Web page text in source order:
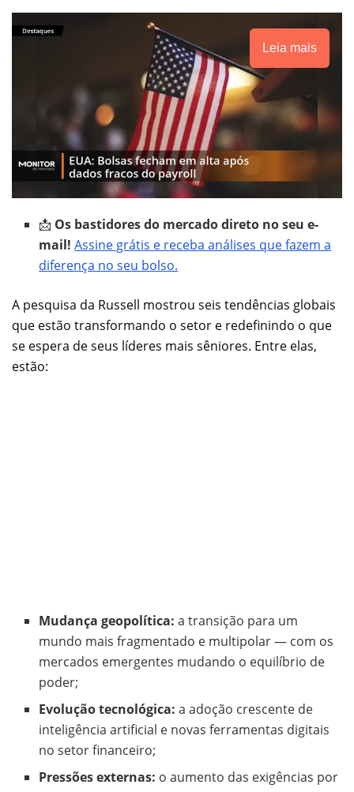
Leia mais
📩 Os bastidores do mercado direto no seu e-
mail! Assine grátis e receba análises que fazem a
diferença no seu bolso.
A pesquisa da Russell mostrou seis tendências globais
que estão transformando o setor e redefinindo o que
se espera de seus líderes mais sêniores. Entre elas,
estão:
Mudança geopolítica: a transição para um
mundo mais fragmentado e multipolar — com os
mercados emergentes mudando o equilíbrio de
poder;
Evolução tecnológica: a adoção crescente de
inteligência artificial e novas ferramentas digitais
no setor financeiro;
Pressões externas: o aumento das exigências por